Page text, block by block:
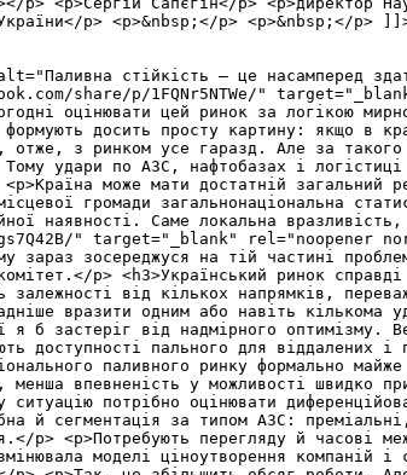
p> <p>&nbsp;</p> <p>&nbsp;</p>
стійкість — це насамперед
share/p/1FQNr5NTWe/"
оцінювати цей ринок за логікою
досить просту картину: якщо в
отже, з ринком усе гаразд. Але за такого
удари по АЗС, нафтобазах і
може мати достатній загальний
громади загальнонаціональна
наявності. Саме локальна
" target="_blank" rel="noopener
зараз зосереджуся на тій частині
p> <h3>Український ринок
від кількох напрямків,
вразити одним або навіть кількома
б застеріг від надмірного оптимізму.
доступності пального для віддалених і
паливного ринку формально
впевненість у можливості швидко
потрібно оцінювати
й сегментація за типом АЗС:
p> <p>Потребують перегляду й часові
моделі ціноутворення компаній і